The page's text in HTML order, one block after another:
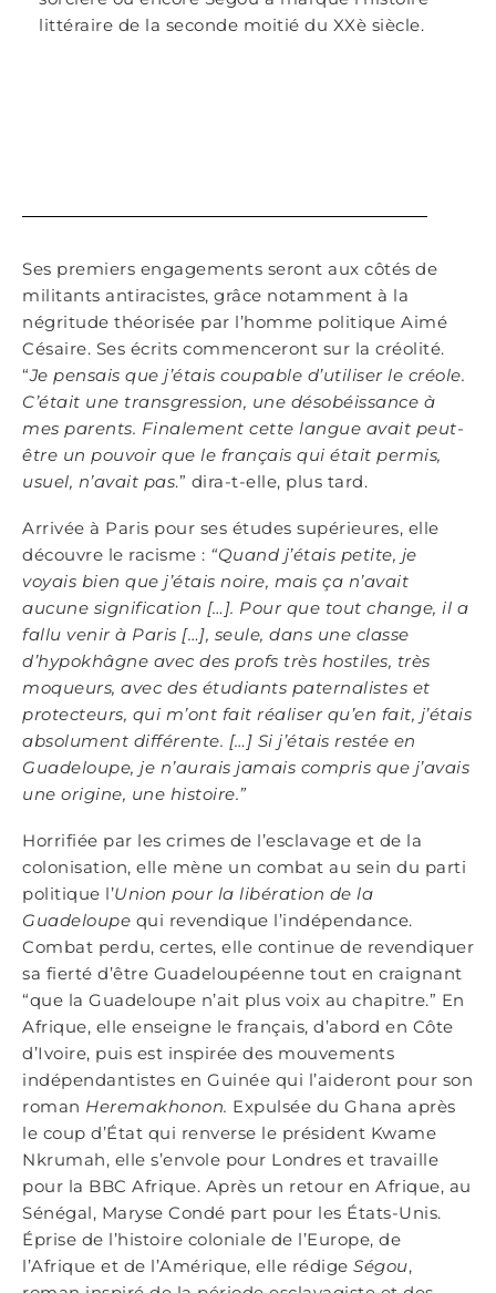
littéraire de la seconde moitié du XXè siècle.
Ses premiers engagements seront aux côtés de
militants antiracistes, grâce notamment à la
négritude théorisée par l’homme politique Aimé
Césaire. Ses écrits commenceront sur la créolité.
“Je pensais que j’étais coupable d’utiliser le créole.
C’était une transgression, une désobéissance à
mes parents. Finalement cette langue avait peut-
être un pouvoir que le français qui était permis,
usuel, n’avait pas.” dira-t-elle, plus tard.
Arrivée à Paris pour ses études supérieures, elle
découvre le racisme : “Quand j’étais petite, je
voyais bien que j’étais noire, mais ça n’avait
aucune signification […]. Pour que tout change, il a
fallu venir à Paris […], seule, dans une classe
d’hypokhâgne avec des profs très hostiles, très
moqueurs, avec des étudiants paternalistes et
protecteurs, qui m’ont fait réaliser qu’en fait, j’étais
absolument différente. […] Si j’étais restée en
Guadeloupe, je n’aurais jamais compris que j’avais
une origine, une histoire.”
Horrifiée par les crimes de l’esclavage et de la
colonisation, elle mène un combat au sein du parti
politique l’Union pour la libération de la
Guadeloupe qui revendique l’indépendance.
Combat perdu, certes, elle continue de revendiquer
sa fierté d’être Guadeloupéenne tout en craignant
“que la Guadeloupe n’ait plus voix au chapitre.” En
Afrique, elle enseigne le français, d’abord en Côte
d’Ivoire, puis est inspirée des mouvements
indépendantistes en Guinée qui l’aideront pour son
roman Heremakhonon. Expulsée du Ghana après
le coup d’État qui renverse le président Kwame
Nkrumah, elle s’envole pour Londres et travaille
pour la BBC Afrique. Après un retour en Afrique, au
Sénégal, Maryse Condé part pour les États-Unis.
Éprise de l’histoire coloniale de l’Europe, de
l’Afrique et de l’Amérique, elle rédige Ségou,